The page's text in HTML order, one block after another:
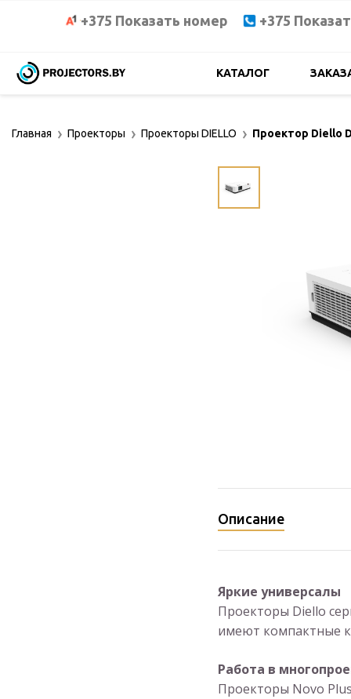
+375 Показать номер +375
КАТАЛОГ
Главная Проекторы Проекторы DIELLO Проектор Diello
Описание
Яркие универсалы
Проекторы Diello
имеют компактные
Работа в
Проекторы Novo